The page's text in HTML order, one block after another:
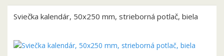
Sviečka kalendár, 50x250 mm, strieborná potlač, biela